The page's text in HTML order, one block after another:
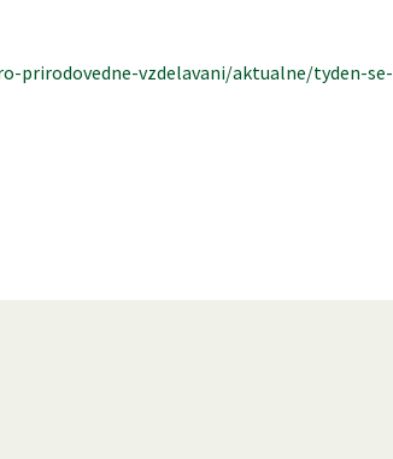
prirodovedne-vzdelavani/aktualne/tyden-se-